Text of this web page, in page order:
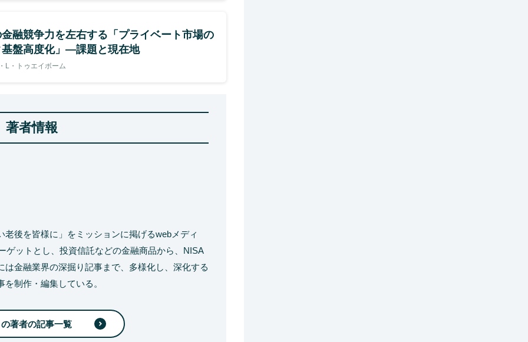
融競争力を左右する「プライベート市場の
基盤高度化」―課題と現在地
L・トゥエイボーム
著者情報
後を皆様に」をミッションに掲げるwebメディ
ゲットとし、投資信託などの金融商品から、NISA
金融業界の深掘り記事まで、多様化し、深化する
制作・編集している。
著者の記事一覧